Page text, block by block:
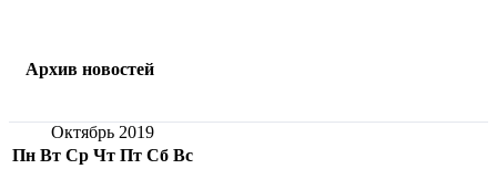
Архив новостей
Октябрь 2019
Пн Вт Ср Чт Пт Сб Вс